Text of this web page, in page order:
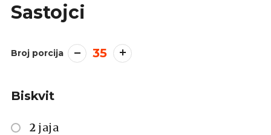
Sastojci
Broj porcija 35
Biskvit
2 jaja